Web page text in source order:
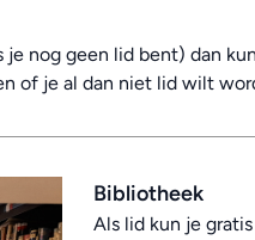
nog geen lid bent) dan
of je al dan niet lid wilt
Bibliotheek
Als lid kun je